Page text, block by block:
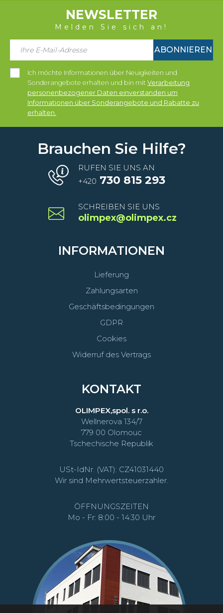
NEWSLETTER
Melden Sie sich an!
ABONNIEREN
Ich möchte Informationen über Neuigkeiten und
Sonderangebote erhalten und bin mit Verarbeitung
personenbezogener Daten einverstanden um
Informationen über Sonderangebote und Rabatte zu
erhalten.
Brauchen Sie Hilfe?
RUFEN SIE UNS AN
+420 730 815 293
SCHREIBEN SIE UNS
olimpex@olimpex.cz
INFORMATIONEN
Lieferung
Zahlungsarten
Geschäftsbedingungen
GDPR
Cookies
Widerruf des Vertrags
KONTAKT
OLIMPEX,spol. s r.o.
Wellnerova 134/7
779 00 Olomouc
Tschechische Republik
USt-IdNr. (VAT): CZ41031440
Wir sind Mehrwertsteuerzahler.
ÖFFNUNGSZEITEN
Mo - Fr: 8:00 - 14:30 Uhr